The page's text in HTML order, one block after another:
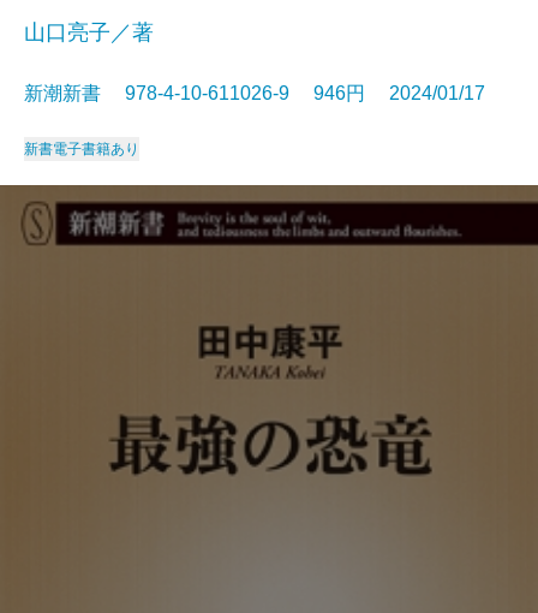
山口亮子／著
新潮新書 978-4-10-611026-9 946円 2024/01/17
新書電子書籍あり